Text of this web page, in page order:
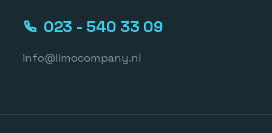
023 - 540 33 09
info@limocompany.nl